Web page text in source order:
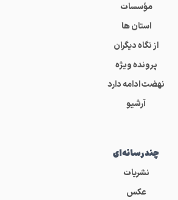
مؤسسات
استان ها
از نگاه دیگران
پرونده ویژه
نهضت ادامه دارد
آرشیو
چندرسانه‌ای
نشریات
عکس